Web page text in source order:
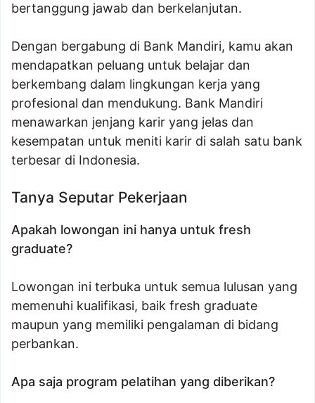
bertanggung jawab dan berkelanjutan.
Dengan bergabung di Bank Mandiri, kamu akan
mendapatkan peluang untuk belajar dan
berkembang dalam lingkungan kerja yang
profesional dan mendukung. Bank Mandiri
menawarkan jenjang karir yang jelas dan
kesempatan untuk meniti karir di salah satu bank
terbesar di Indonesia.
Tanya Seputar Pekerjaan
Apakah lowongan ini hanya untuk fresh
graduate?
Lowongan ini terbuka untuk semua lulusan yang
memenuhi kualifikasi, baik fresh graduate
maupun yang memiliki pengalaman di bidang
perbankan.
Apa saja program pelatihan yang diberikan?